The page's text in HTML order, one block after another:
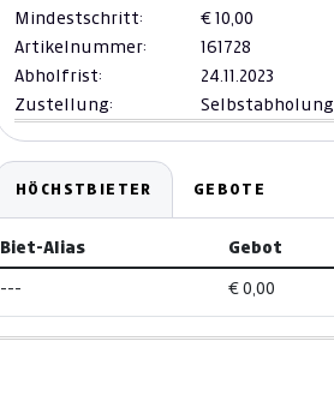
Mindestschritt:
€ 10,00
Artikelnummer:
161728
Abholfrist:
24.11.2023
Zustellung:
Selbstabholung
HÖCHSTBIETER GEBOTE
Biet-Alias Gebot
--- € 0,00